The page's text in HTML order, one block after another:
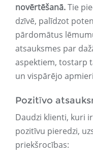
novērtēšanā.Tie
dzīvē, palīdzot
pārdomātus
atsauksmes par
aspektiem, tostarp
un vispārējo
Pozitīvo
Daudzi klienti, kuri
pozitīvu pieredzi,
priekšrocības: